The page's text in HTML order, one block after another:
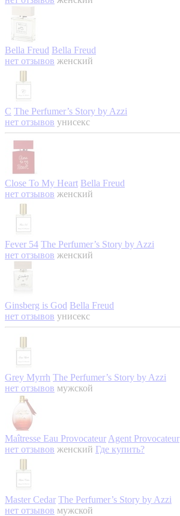
Bella Freud Bella Freud
нет отзывов женский
C The Perfumer’s Story by Azzi
нет отзывов унисекс
Close To My Heart Bella Freud
нет отзывов женский
Fever 54 The Perfumer’s Story by Azzi
нет отзывов женский
Ginsberg is God Bella Freud
нет отзывов унисекс
Grey Myrrh The Perfumer’s Story by Azzi
нет отзывов мужской
Maîtresse Eau Provocateur Agent Provocateur
нет отзывов женский Где купить?
Master Cedar The Perfumer’s Story by Azzi
нет отзывов мужской